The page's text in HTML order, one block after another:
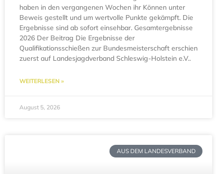
haben in den vergangenen Wochen ihr Können unter
Beweis gestellt und um wertvolle Punkte gekämpft. Die
Ergebnisse sind ab sofort einsehbar. Gesamtergebnisse
2026 Der Beitrag Die Ergebnisse der
Qualifikationsschießen zur Bundesmeisterschaft erschien
zuerst auf Landesjagdverband Schleswig-Holstein e.V..
WEITERLESEN »
August 5, 2026
AUS DEM LANDESVERBAND